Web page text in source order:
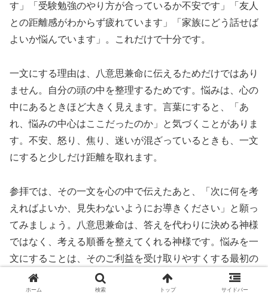
す」「受験勉強のやり方が合っているか不安です」「友人
との距離感がわからず疲れています」「家族にどう話せば
よいか悩んでいます」。これだけで十分です。
一文にする理由は、八意思兼命に伝えるためだけではあり
ません。自分の頭の中を整理するためです。悩みは、心の
中にあるときほど大きく見えます。言葉にすると、「あ
れ、悩みの中心はここだったのか」と気づくことがありま
す。不安、怒り、焦り、迷いが混ざっているときも、一文
にすると少しだけ距離を取れます。
参拝では、その一文を心の中で伝えたあと、「次に何を考
えればよいか、見失わないようにお導きください」と願っ
てみましょう。八意思兼命は、答えを代わりに決める神様
ではなく、考える順番を整えてくれる神様です。悩みを一
文にすることは、そのご利益を受け取りやすくする最初の
行動です。
ホーム 検索 トップ サイドバー